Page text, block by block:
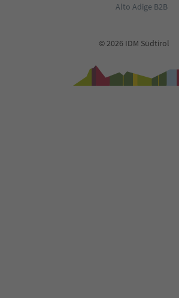
Alto Adige B2B
© 2026 IDM Südtirol